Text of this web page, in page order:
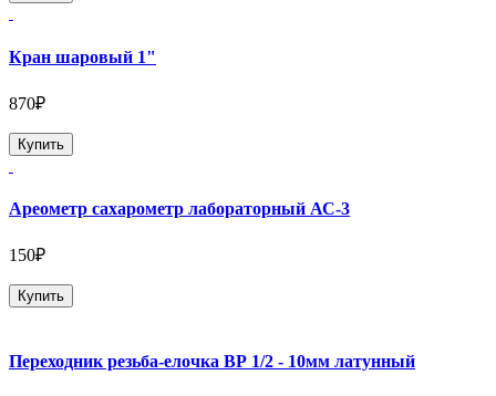
Кран шаровый 1"
870₽
Купить
Ареометр сахарометр лабораторный АС-3
150₽
Купить
Переходник резьба-елочка ВР 1/2 - 10мм латунный